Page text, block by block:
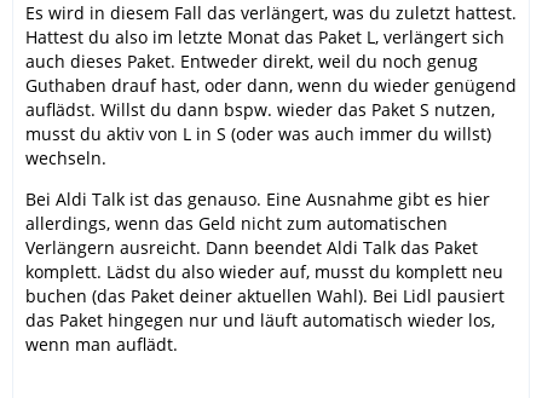
Es wird in diesem Fall das verlängert, was du zuletzt hattest.
Hattest du also im letzte Monat das Paket L, verlängert sich
auch dieses Paket. Entweder direkt, weil du noch genug
Guthaben drauf hast, oder dann, wenn du wieder genügend
auflädst. Willst du dann bspw. wieder das Paket S nutzen,
musst du aktiv von L in S (oder was auch immer du willst)
wechseln.
Bei Aldi Talk ist das genauso. Eine Ausnahme gibt es hier
allerdings, wenn das Geld nicht zum automatischen
Verlängern ausreicht. Dann beendet Aldi Talk das Paket
komplett. Lädst du also wieder auf, musst du komplett neu
buchen (das Paket deiner aktuellen Wahl). Bei Lidl pausiert
das Paket hingegen nur und läuft automatisch wieder los,
wenn man auflädt.